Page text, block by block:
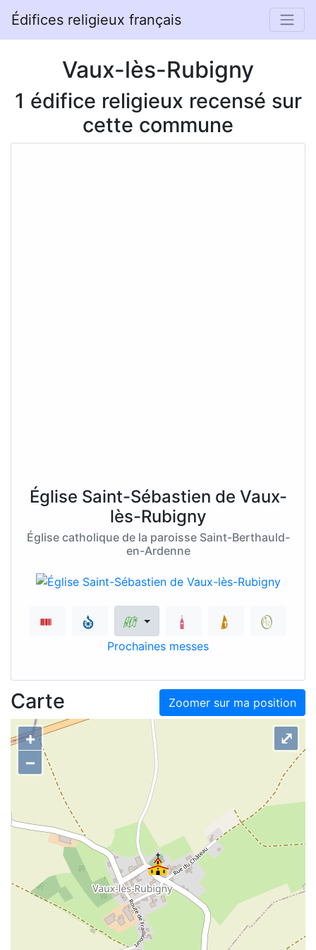
Édifices religieux français
Vaux-lès-Rubigny
1 édifice religieux recensé sur
cette commune
Église Saint-Sébastien de Vaux-
lès-Rubigny
Église catholique de la paroisse Saint-Berthauld-
en-Ardenne
Prochaines messes
Zoomer sur ma position
Carte
+
–
⤢